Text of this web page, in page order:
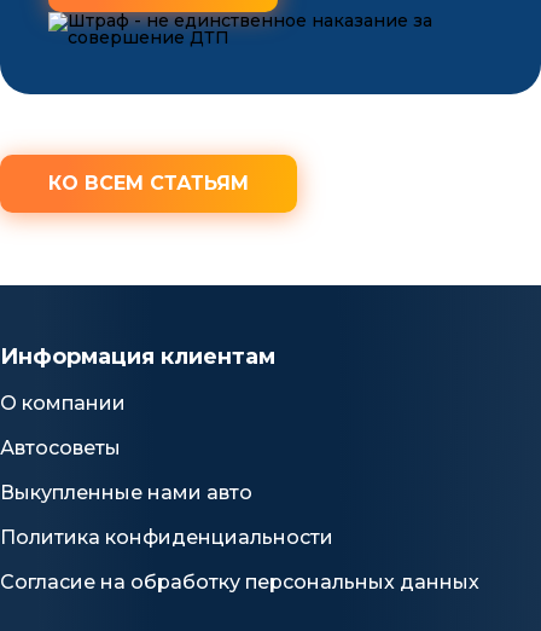
КО ВСЕМ СТАТЬЯМ
Информация клиентам
О компании
Автосоветы
Выкупленные нами авто
Политика конфиденциальности
Согласие на обработку персональных данных